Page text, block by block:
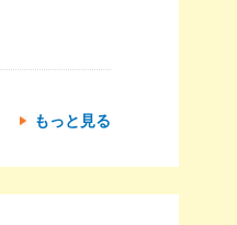
もっと見る